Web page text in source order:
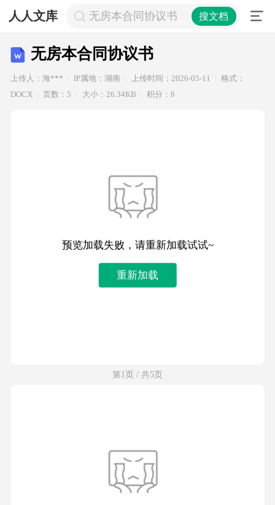
人人文库 无房本合同协议书 搜文档
无房本合同协议书
上传人：海*** IP属地：湖南 上传时间：2026-05-11
格式：
DOCX
页数：5 大小：26.34KB 积分：8
预览加载失败，请重新加载试试~
重新加载
第1页 / 共5页